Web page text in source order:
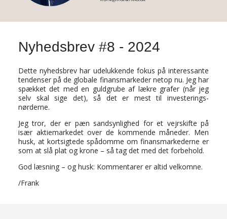
Nyhedsbrev #8 - 2024
Dette nyhedsbrev har udelukkende fokus på interessante
tendenser på de globale finansmarkeder netop nu. Jeg har
spækket det med en guldgrube af lækre grafer (når jeg
selv skal sige det), så det er mest til investerings-
nørderne.
Jeg tror, der er pæn sandsynlighed for et vejrskifte på
især aktiemarkedet over de kommende måneder. Men
husk, at kortsigtede spådomme om finansmarkederne er
som at slå plat og krone – så tag det med det forbehold.
God læsning – og husk: Kommentarer er altid velkomne.
/Frank